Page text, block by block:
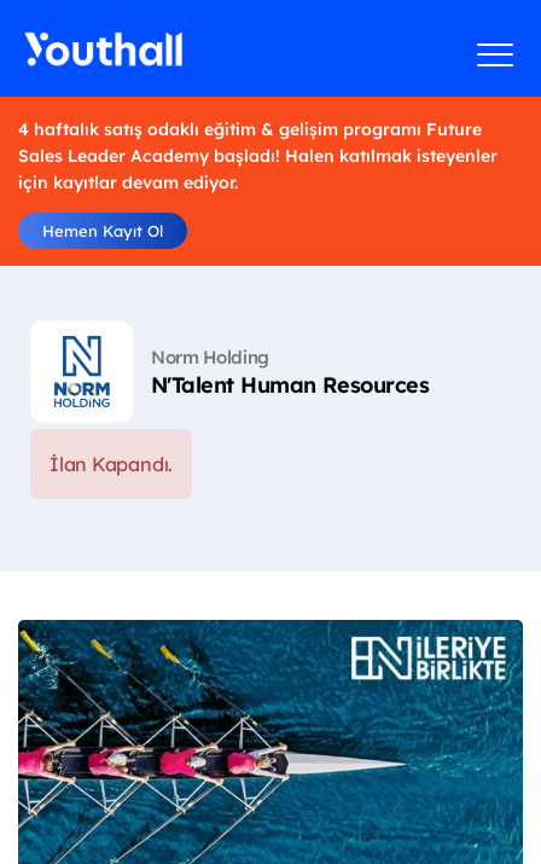
4 haftalık satış odaklı eğitim & gelişim programı Future
Sales Leader Academy başladı! Halen katılmak isteyenler
için kayıtlar devam ediyor.
Hemen Kayıt Ol
Norm Holding
N'Talent Human Resources
İlan Kapandı.